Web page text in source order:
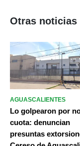
Otras noticias
AGUASCALIENTES
Lo golpearon por
cuota: denuncian
presuntas